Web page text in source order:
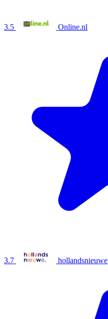
3.5 Online.nl
3.7 hollandsnieuwe